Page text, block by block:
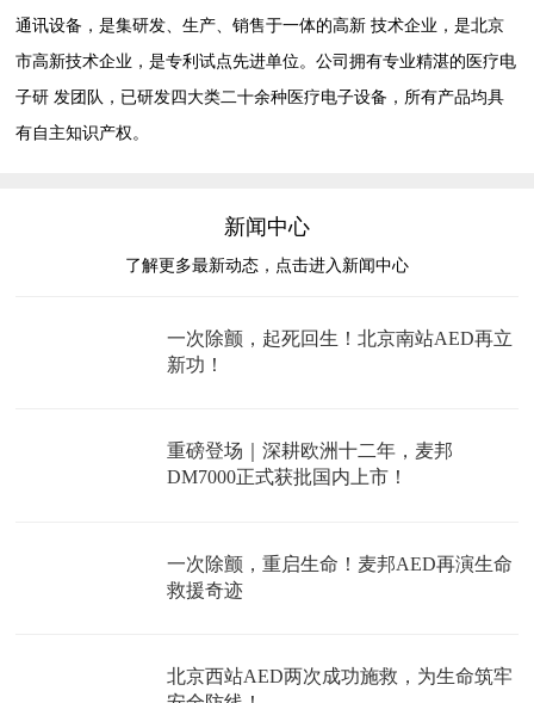
通讯设备，是集研发、生产、销售于一体的高新 技术企业，是北京
市高新技术企业，是专利试点先进单位。公司拥有专业精湛的医疗电
子研 发团队，已研发四大类二十余种医疗电子设备，所有产品均具
有自主知识产权。
新闻中心
了解更多最新动态，点击进入新闻中心
一次除颤，起死回生！北京南站AED再立
新功！
重磅登场｜深耕欧洲十二年，麦邦
DM7000正式获批国内上市！
一次除颤，重启生命！麦邦AED再演生命
救援奇迹
北京西站AED两次成功施救，为生命筑牢